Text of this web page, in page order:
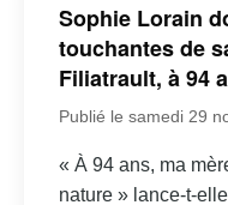
Sophie Lorain
touchantes de
Filiatrault, à 94
Publié le samedi 29
« À 94 ans, ma
nature » lance-t-